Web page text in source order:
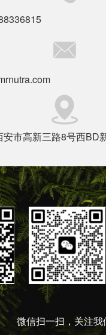
市高新三路8号西BD
微信扫一扫，关注我